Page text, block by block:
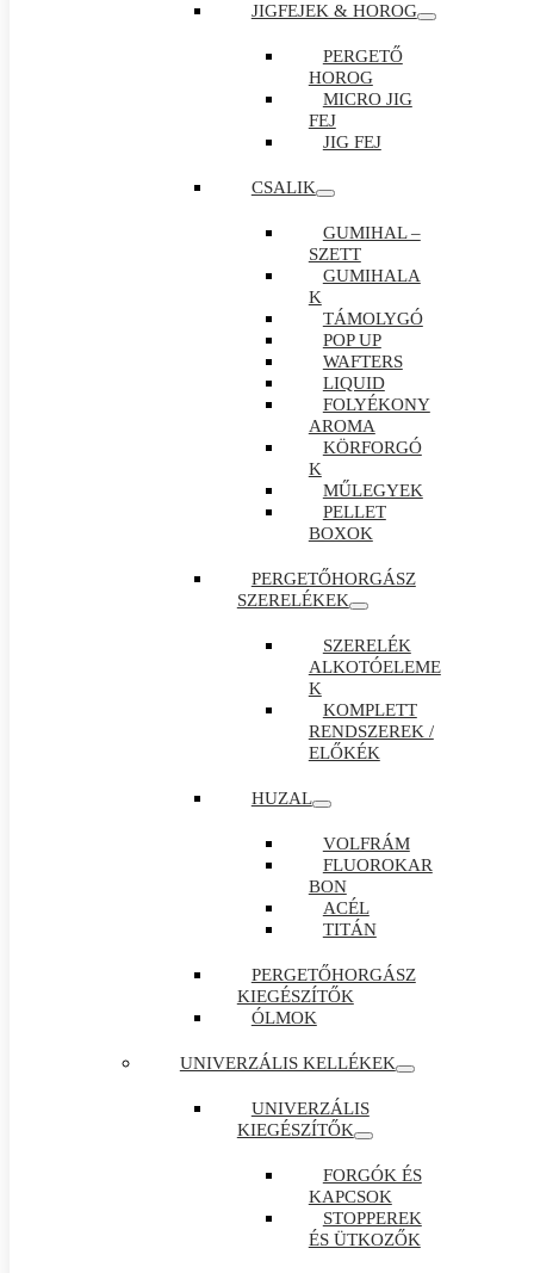
JIGFEJEK & HOROG
PERGETŐ
HOROG
MICRO JIG
FEJ
JIG FEJ
CSALIK
GUMIHAL –
SZETT
GUMIHALA
K
TÁMOLYGÓ
POP UP
WAFTERS
LIQUID
FOLYÉKONY
AROMA
KÖRFORGÓ
K
MŰLEGYEK
PELLET
BOXOK
PERGETŐHORGÁSZ
SZERELÉKEK
SZERELÉK
ALKOTÓELEME
K
KOMPLETT
RENDSZEREK /
ELŐKÉK
HUZAL
VOLFRÁM
FLUOROKAR
BON
ACÉL
TITÁN
PERGETŐHORGÁSZ
KIEGÉSZÍTŐK
ÓLMOK
UNIVERZÁLIS KELLÉKEK
UNIVERZÁLIS
KIEGÉSZÍTŐK
FORGÓK ÉS
KAPCSOK
STOPPEREK
ÉS ÜTKOZŐK